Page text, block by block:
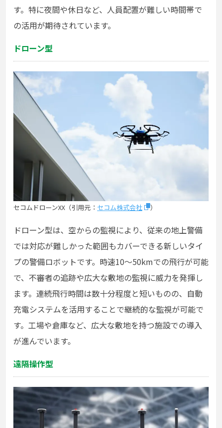
す。特に夜間や休日など、人員配置が難しい時間帯で
の活用が期待されています。
ドローン型
セコムドローンXX（引用元： セコム株式会社 ）
ドローン型は、空からの監視により、従来の地上警備
では対応が難しかった範囲もカバーできる新しいタイ
プの警備ロボットです。時速10〜50kmでの飛行が可能
で、不審者の追跡や広大な敷地の監視に威力を発揮し
ます。連続飛行時間は数十分程度と短いものの、自動
充電システムを活用することで継続的な監視が可能で
す。工場や倉庫など、広大な敷地を持つ施設での導入
が進んでいます。
遠隔操作型